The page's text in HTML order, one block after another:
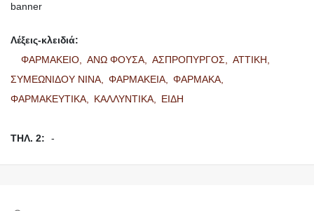
banner
Λέξεις-κλειδιά:
ΦΑΡΜΑΚΕΙΟ,
ΑΝΩ ΦΟΥΣΑ, ΑΣΠΡΟΠΥΡΓΟΣ,
ΑΤΤΙΚΗ,
ΣΥΜΕΩΝΙΔΟΥ ΝΙΝΑ,
ΦΑΡΜΑΚΕΙΑ,
ΦΑΡΜΑΚΑ,
ΦΑΡΜΑΚΕΥΤΙΚΑ,
ΚΑΛΛΥΝΤΙΚΑ, ΕΙΔΗ
ΤΗΛ. 2: -